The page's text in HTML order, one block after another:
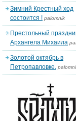
Зимний Крестный ход
состоится ! palomnik
Престольный
Архангела Михаила
Золотой октябрь в
Петропавловке.